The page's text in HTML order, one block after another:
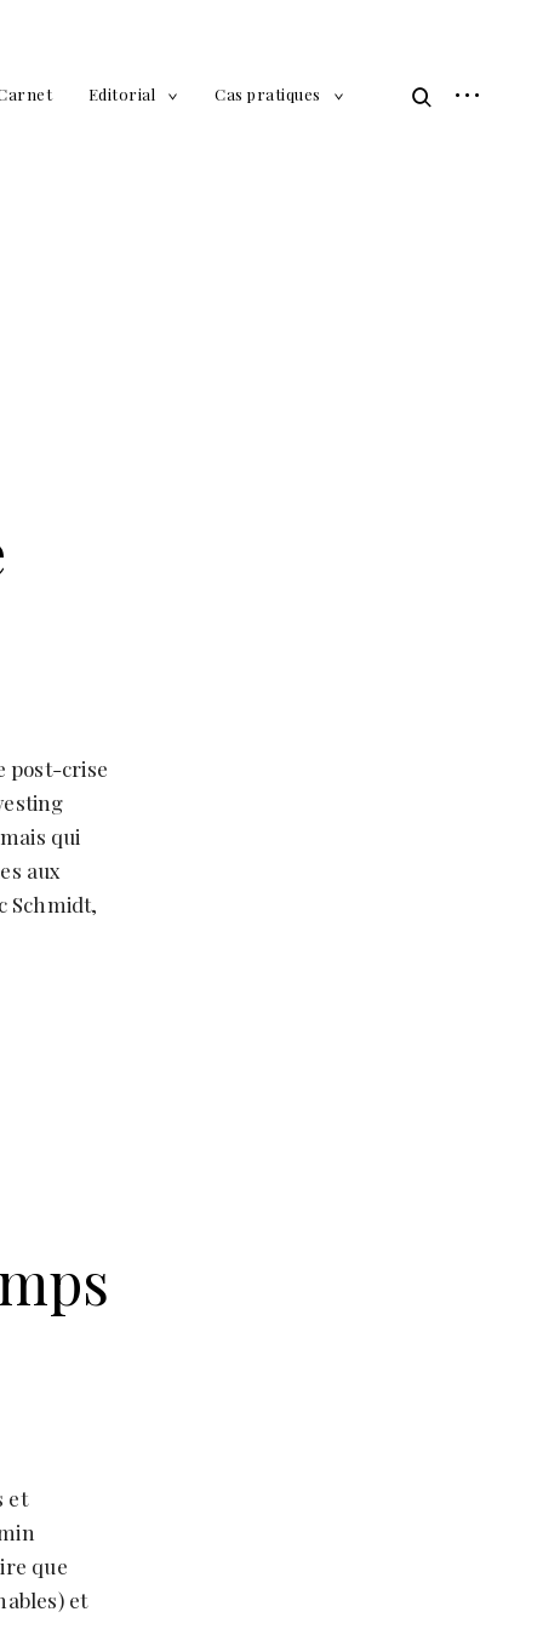
Editorial Cas pratiques
open
open
post-crise
qui
aux
Schmidt,
et
que
et